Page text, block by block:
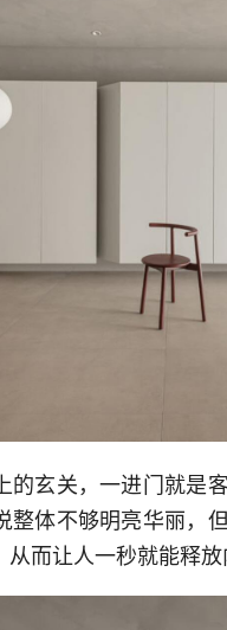
的玄关，一进门就是
整体不够明亮华丽，
而让人一秒就能释放